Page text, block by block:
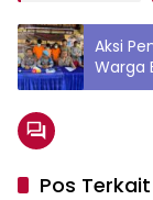
Aksi
Warga
Pos Terkait